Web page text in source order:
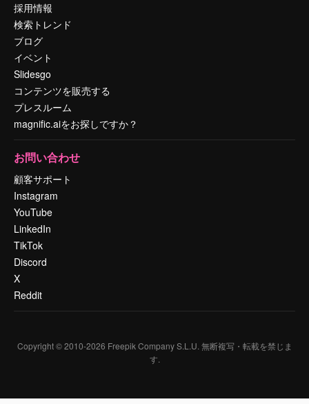
採用情報
検索トレンド
ブログ
イベント
Slidesgo
コンテンツを販売する
プレスルーム
magnific.aiをお探しですか？
お問い合わせ
顧客サポート
Instagram
YouTube
LinkedIn
TikTok
Discord
X
Reddit
Copyright © 2010-2026 Freepik Company S.L.U. 無断複写・転載を禁じま
す.